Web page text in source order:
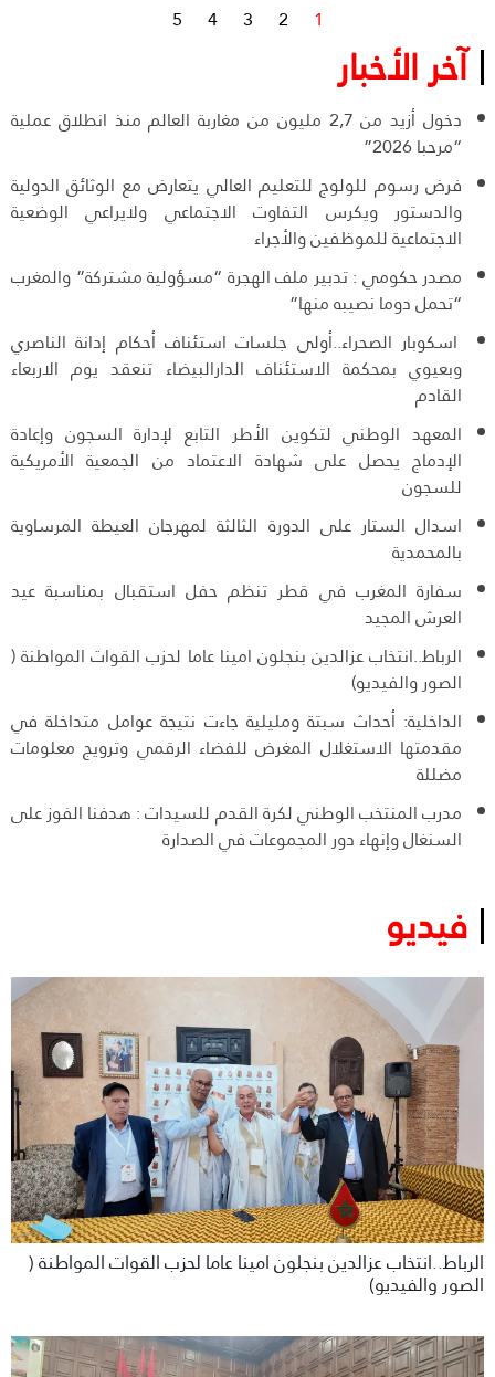
1
2
3
4
5
آخر الأخبار
دخول أزيد من 2,7 مليون من مغاربة العالم منذ انطلاق عملية
“مرحبا 2026”
فرض رسوم للولوج للتعليم العالي يتعارض مع الوثائق الدولية
والدستور ويكرس التفاوت الاجتماعي ولايراعي الوضعية
الاجتماعية للموظفين والأجراء
مصدر حكومي : تدبير ملف الهجرة “مسؤولية مشتركة” والمغرب
“تحمل دوما نصيبه منها”
اسكوبار الصحراء..أولى جلسات استئناف أحكام إدانة الناصري
وبعيوي بمحكمة الاستئناف الدارالبيضاء تنعقد يوم الاربعاء
القادم
المعهد الوطني لتكوين الأطر التابع لإدارة السجون وإعادة
الإدماج يحصل على شهادة الاعتماد من الجمعية الأمريكية
للسجون
اسدال الستار على الدورة الثالثة لمهرجان العيطة المرساوية
بالمحمدية
سفارة المغرب في قطر تنظم حفل استقبال بمناسبة عيد
العرش المجيد
الرباط..انتخاب عزالدين بنجلون امينا عاما لحزب القوات المواطنة (
الصور والفيديو)
الداخلية: أحداث سبتة ومليلية جاءت نتيجة عوامل متداخلة في
مقدمتها الاستغلال المغرض للفضاء الرقمي وترويج معلومات
مضللة
مدرب المنتخب الوطني لكرة القدم للسيدات : هدفنا الفوز على
السنغال وإنهاء دور المجموعات في الصدارة
فيديو
الرباط..انتخاب عزالدين بنجلون امينا عاما لحزب القوات المواطنة (
الصور والفيديو)